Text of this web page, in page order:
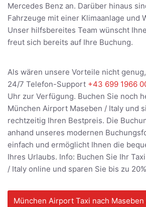
Mercedes Benz an. Darüber hinaus
Fahrzeuge mit einer Klimaanlage und
Unser hilfsbereites Team wünscht
freut sich bereits auf Ihre Buchung.
Als wären unsere Vorteile nicht
24/7 Telefon-Support +43 699 1966
Uhr zur Verfügung. Buchen Sie noch
München Airport Maseben / Italy und
rechtzeitig Ihren Bestpreis. Die
anhand unseres modernen
einfach und ermöglicht Ihnen die
Ihres Urlaubs. Info: Buchen Sie Ihr
/ Italy online und sparen Sie bis zu
München Airport Taxi nach